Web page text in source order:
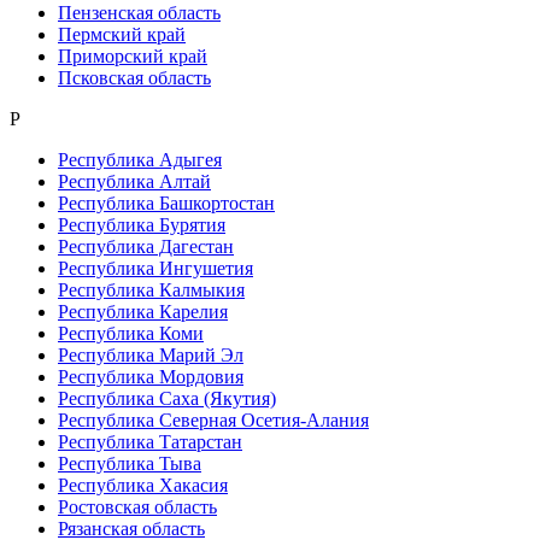
Пензенская область
Пермский край
Приморский край
Псковская область
Р
Республика Адыгея
Республика Алтай
Республика Башкортостан
Республика Бурятия
Республика Дагестан
Республика Ингушетия
Республика Калмыкия
Республика Карелия
Республика Коми
Республика Марий Эл
Республика Мордовия
Республика Саха (Якутия)
Республика Северная Осетия-Алания
Республика Татарстан
Республика Тыва
Республика Хакасия
Ростовская область
Рязанская область